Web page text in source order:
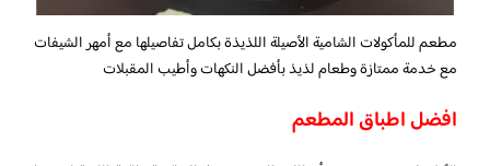
مطعم للمأكولات الشامية الأصيلة اللذيذة بكامل تفاصيلها مع أمهر الشيفات
مع خدمة ممتازة وطعام لذيذ بأفضل النكهات وأطيب المقبلات
افضل اطباق المطعم